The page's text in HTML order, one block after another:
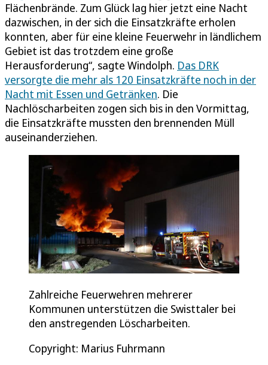
Flächenbrände. Zum Glück lag hier jetzt eine Nacht
dazwischen, in der sich die Einsatzkräfte erholen
konnten, aber für eine kleine Feuerwehr in ländlichem
Gebiet ist das trotzdem eine große
Herausforderung“, sagte Windolph. Das DRK
versorgte die mehr als 120 Einsatzkräfte noch in der
Nacht mit Essen und Getränken. Die
Nachlöscharbeiten zogen sich bis in den Vormittag,
die Einsatzkräfte mussten den brennenden Müll
auseinanderziehen.
Zahlreiche Feuerwehren mehrerer
Kommunen unterstützen die Swisttaler bei
den anstregenden Löscharbeiten.
Copyright: Marius Fuhrmann